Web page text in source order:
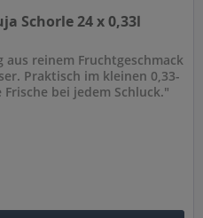
Schorle 24 x 0,33l
aus reinem Fruchtgeschmack
Praktisch im kleinen 0,33-
bei jedem Schluck."